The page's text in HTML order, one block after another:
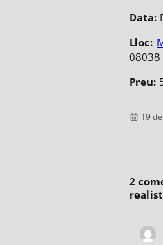
Data:
Lloc:
08038
Preu:
19
2